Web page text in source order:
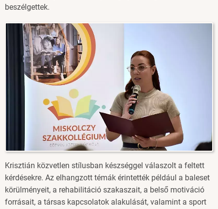
beszélgettek.
Image
Krisztián közvetlen stílusban készséggel válaszolt a feltett
kérdésekre. Az elhangzott témák érintették például a baleset
körülményeit, a rehabilitáció szakaszait, a belső motiváció
forrásait, a társas kapcsolatok alakulását, valamint a sport